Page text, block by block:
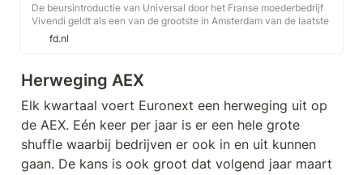
De beursintroductie van Universal door het Franse moederbedrijf
Vivendi geldt als een van de grootste in Amsterdam van de laatste
jaren.fd.nl
Herweging AEX
Elk kwartaal voert Euronext een herweging uit op
de AEX. Eén keer per jaar is er een hele grote
shuffle waarbij bedrijven er ook in en uit kunnen
gaan. De kans is ook groot dat volgend jaar maart